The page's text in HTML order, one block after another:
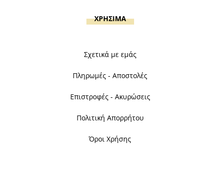
ΧΡΗΣΙΜΑ
Σχετικά με εμάς
Πληρωμές - Αποστολές
Επιστροφές - Ακυρώσεις
Πολιτική Απορρήτου
Όροι Χρήσης